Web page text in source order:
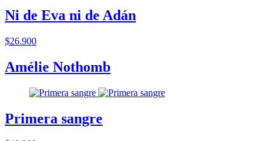
Ni de Eva ni de Adán
$26.900
Amélie Nothomb
Primera sangre